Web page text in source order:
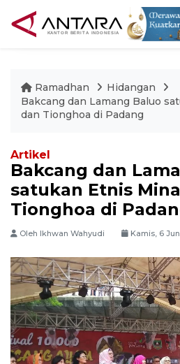
Ramadhan
Hidangan
Bakcang dan Lamang Baluo
dan Tionghoa di Padang
Artikel
Bakcang dan
satukan Etnis
Tionghoa di
Oleh Ikhwan Wahyudi Kamis, 6